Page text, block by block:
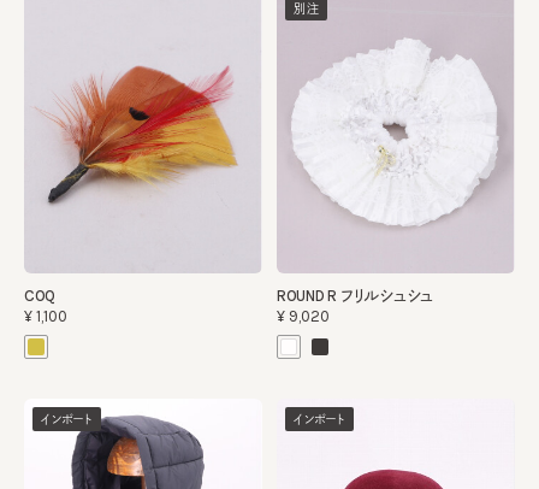
COQ
¥1,100
別注
ROUND R フリルシュシュ
¥9,020
インポート インポート